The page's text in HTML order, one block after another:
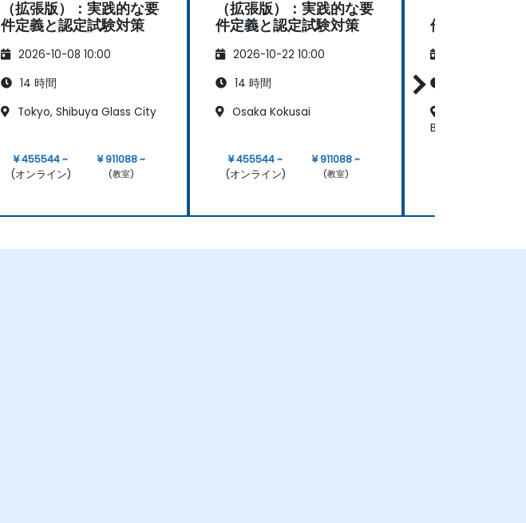
（拡張版）：実践的な要
件定義と認定試験対策
2026-10-08 10:00
14 時間
Tokyo, Shibuya Glass City
¥ 455544 ~
(オンライン)
¥ 911088 ~
(教室)
（拡張版）：実践的な要
件定義と認定試験対策
2026-10-22 10:00
14 時間
Osaka Kokusai
¥ 455544 ~
(オンライン)
¥ 911088 ~
(教室)
件定義と認定
Business Center